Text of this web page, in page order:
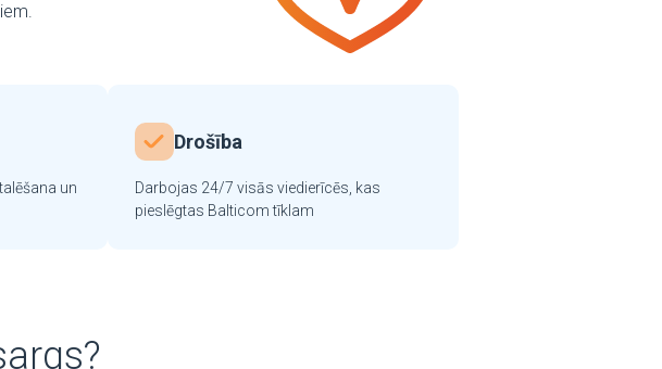
un
Drošība
Darbojas 24/7 visās viedierīcēs, kas
pieslēgtas Balticom tīklam